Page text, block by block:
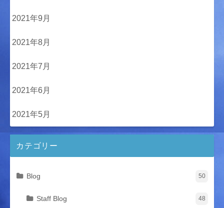
2021年9月
2021年8月
2021年7月
2021年6月
2021年5月
カテゴリー
Blog 50
Staff Blog 48